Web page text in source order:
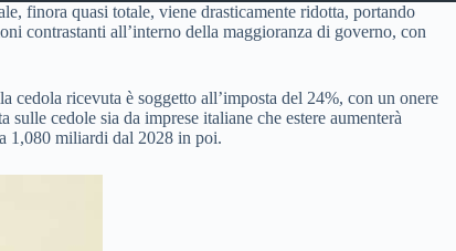
finora quasi totale, viene drasticamente ridotta, portando
contrastanti all’interno della maggioranza di governo, con
cedola ricevuta è soggetto all’imposta del 24%, con un onere
cedole sia da imprese italiane che estere aumenterà
1,080 miliardi dal 2028 in poi.